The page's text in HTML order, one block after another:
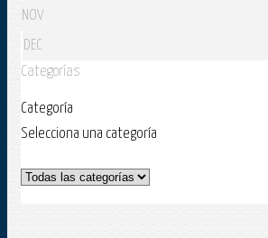
NOV
DEC
Categorías
Categoría
Selecciona una categoría